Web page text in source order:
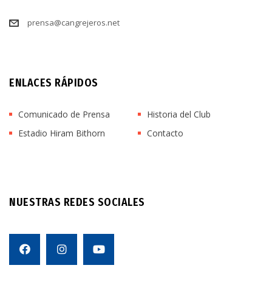
prensa@cangrejeros.net
ENLACES RÁPIDOS
Comunicado de Prensa
Historia del Club
Estadio Hiram Bithorn
Contacto
NUESTRAS REDES SOCIALES